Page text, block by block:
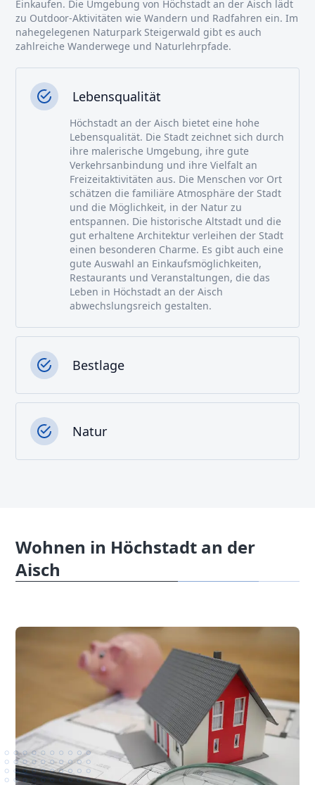
Einkaufen. Die Umgebung von Höchstadt an der Aisch lädt
zu Outdoor-Aktivitäten wie Wandern und Radfahren ein. Im
nahegelegenen Naturpark Steigerwald gibt es auch
zahlreiche Wanderwege und Naturlehrpfade.
Lebensqualität
Höchstadt an der Aisch bietet eine hohe
Lebensqualität. Die Stadt zeichnet sich durch
ihre malerische Umgebung, ihre gute
Verkehrsanbindung und ihre Vielfalt an
Freizeitaktivitäten aus. Die Menschen vor Ort
schätzen die familiäre Atmosphäre der Stadt
und die Möglichkeit, in der Natur zu
entspannen. Die historische Altstadt und die
gut erhaltene Architektur verleihen der Stadt
einen besonderen Charme. Es gibt auch eine
gute Auswahl an Einkaufsmöglichkeiten,
Restaurants und Veranstaltungen, die das
Leben in Höchstadt an der Aisch
abwechslungsreich gestalten.
Bestlage
Natur
Wohnen in Höchstadt an der
Aisch